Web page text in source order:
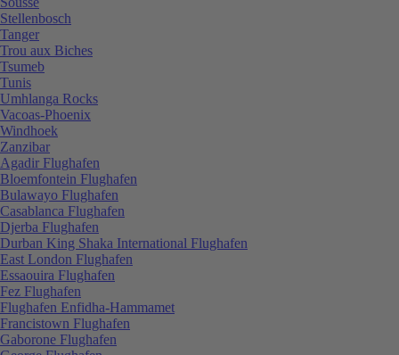
Stellenbosch
Tanger
Trou aux Biches
Tsumeb
Tunis
Umhlanga Rocks
Vacoas-Phoenix
Windhoek
Zanzibar
Agadir Flughafen
Bloemfontein Flughafen
Bulawayo Flughafen
Casablanca Flughafen
Djerba Flughafen
Durban King Shaka International Flughafen
East London Flughafen
Essaouira Flughafen
Fez Flughafen
Flughafen Enfidha-Hammamet
Francistown Flughafen
Gaborone Flughafen